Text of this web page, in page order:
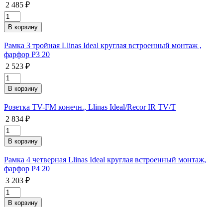
2 485 ₽
Рамка 3 тройная Llinas Ideal круглая встроенный монтаж ,
фарфор Р3 20
2 523 ₽
Розетка TV-FM конечн., Llinas Ideal/Recor IR TV/T
2 834 ₽
Рамка 4 четверная Llinas Ideal круглая встроенный монтаж,
фарфор Р4 20
3 203 ₽